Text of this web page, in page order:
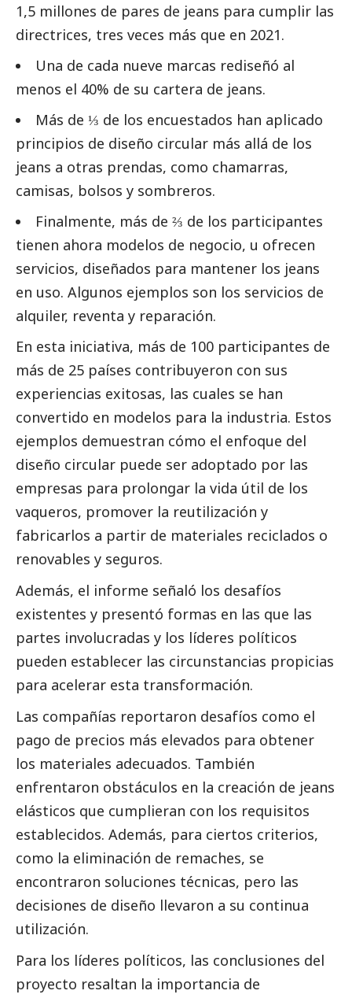
1,5 millones de pares de jeans para cumplir las
directrices, tres veces más que en 2021.
Una de cada nueve marcas rediseñó al
menos el 40% de su cartera de jeans.
Más de ⅓ de los encuestados han aplicado
principios de diseño circular más allá de los
jeans a otras prendas, como chamarras,
camisas, bolsos y sombreros.
Finalmente, más de ⅔ de los participantes
tienen ahora modelos de negocio, u ofrecen
servicios, diseñados para mantener los jeans
en uso. Algunos ejemplos son los servicios de
alquiler, reventa y reparación.
En esta iniciativa, más de 100 participantes de
más de 25 países contribuyeron con sus
experiencias exitosas, las cuales se han
convertido en modelos para la industria. Estos
ejemplos demuestran cómo el enfoque del
diseño circular puede ser adoptado por las
empresas para prolongar la vida útil de los
vaqueros, promover la reutilización y
fabricarlos a partir de materiales reciclados o
renovables y seguros.
Además, el informe señaló los desafíos
existentes y presentó formas en las que las
partes involucradas y los líderes políticos
pueden establecer las circunstancias propicias
para acelerar esta transformación.
Las compañías reportaron desafíos como el
pago de precios más elevados para obtener
los materiales adecuados. También
enfrentaron obstáculos en la creación de jeans
elásticos que cumplieran con los requisitos
establecidos. Además, para ciertos criterios,
como la eliminación de remaches, se
encontraron soluciones técnicas, pero las
decisiones de diseño llevaron a su continua
utilización.
Para los líderes políticos, las conclusiones del
proyecto resaltan la importancia de